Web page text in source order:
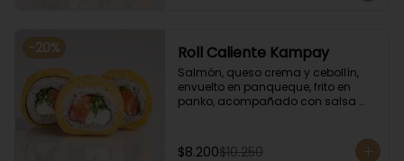
-20% Roll Caliente Kampay
Salmón, queso crema y cebollín,
envuelto en panqueque, frito en
panko, acompañado con salsa
$8.200$10.250